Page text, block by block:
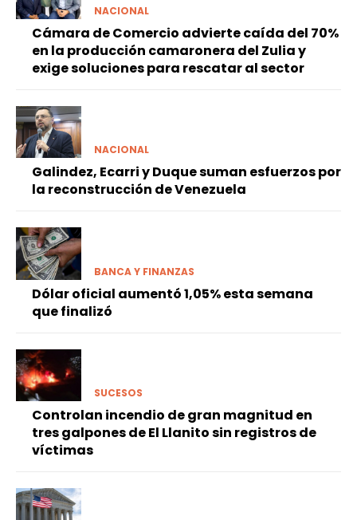
NACIONAL
Cámara de Comercio advierte caída del 70%
en la producción camaronera del Zulia y
exige soluciones para rescatar al sector
NACIONAL
Galindez, Ecarri y Duque suman esfuerzos por
la reconstrucción de Venezuela
BANCA Y FINANZAS
Dólar oficial aumentó 1,05% esta semana
que finalizó
SUCESOS
Controlan incendio de gran magnitud en
tres galpones de El Llanito sin registros de
víctimas